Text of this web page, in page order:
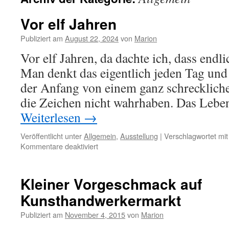
Vor elf Jahren
Publiziert am August 22, 2024von Marion
Vor elf Jahren, da dachte ich, dass
Man denkt das eigentlich jeden Tag
der Anfang von einem ganz
die Zeichen nicht wahrhaben. Das
Weiterlesen →
Veröffentlicht unterAllgemein, Ausstellung | Verschlagwortet mit
Kommentare deaktiviertfür
Kleiner Vorgeschmack auf
Kunsthandwerkermarkt
Publiziert am November 4, 2015von Marion